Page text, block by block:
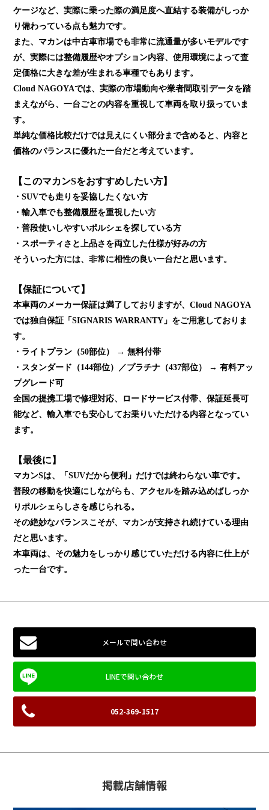
ケージなど、実際に乗った際の満足度へ直結する装備がしっか
り備わっている点も魅力です。
また、マカンは中古車市場でも非常に流通量が多いモデルです
が、実際には整備履歴やオプション内容、使用環境によって査
定価格に大きな差が生まれる車種でもあります。
Cloud NAGOYAでは、実際の市場動向や業者間取引データを踏
まえながら、一台ごとの内容を重視して車両を取り扱っていま
す。
単純な価格比較だけでは見えにくい部分まで含めると、内容と
価格のバランスに優れた一台だと考えています。
【このマカンSをおすすめしたい方】
・SUVでも走りを妥協したくない方
・輸入車でも整備履歴を重視したい方
・普段使いしやすいポルシェを探している方
・スポーティさと上品さを両立した仕様が好みの方
そういった方には、非常に相性の良い一台だと思います。
【保証について】
本車両のメーカー保証は満了しておりますが、Cloud NAGOYA
では独自保証「SIGNARIS WARRANTY」をご用意しておりま
す。
・ライトプラン（50部位） → 無料付帯
・スタンダード（144部位）／プラチナ（437部位） → 有料アッ
プグレード可
全国の提携工場で修理対応、ロードサービス付帯、保証延長可
能など、輸入車でも安心してお乗りいただける内容となってい
ます。
【最後に】
マカンSは、「SUVだから便利」だけでは終わらない車です。
普段の移動を快適にしながらも、アクセルを踏み込めばしっか
りポルシェらしさを感じられる。
その絶妙なバランスこそが、マカンが支持され続けている理由
だと思います。
本車両は、その魅力をしっかり感じていただける内容に仕上が
った一台です。
メールで問い合わせ
052-369-1517
掲載店舗情報